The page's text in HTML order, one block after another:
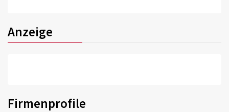
Anzeige
Firmenprofile